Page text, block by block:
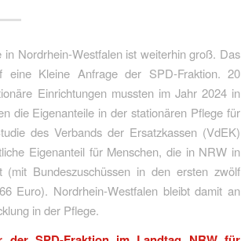
Nordrhein-Westfalen ist weiterhin groß. Das
eine Kleine Anfrage der SPD-Fraktion. 20
Einrichtungen mussten im Jahr 2024 in
die Eigenanteile in der stationären Pflege für
des Verbands der Ersatzkassen (VdEK)
Eigenanteil für Menschen, die in NRW in
Bundeszuschüssen in den ersten zwölf
Euro). Nordrhein-Westfalen bleibt damit an
in der Pflege.